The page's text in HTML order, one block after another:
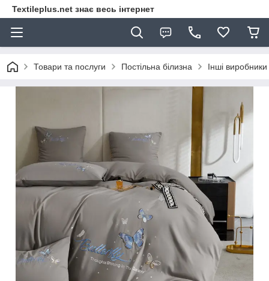
Textileplus.net знає весь інтернет
Товари та послуги Постільна білизна Інші виробники